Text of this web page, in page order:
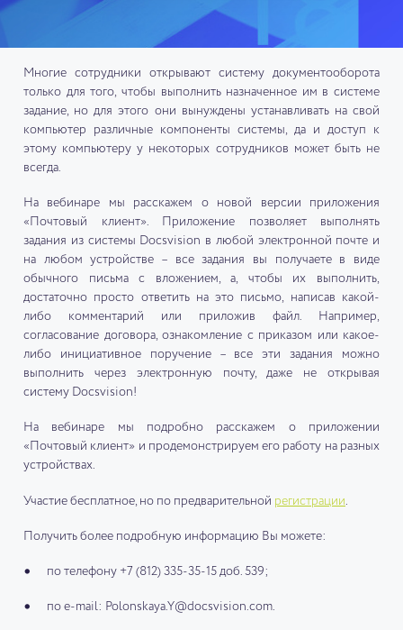
Многие сотрудники открывают систему документооборота
только для того, чтобы выполнить назначенное им в системе
задание, но для этого они вынуждены устанавливать на свой
компьютер различные компоненты системы, да и доступ к
этому компьютеру у некоторых сотрудников может быть не
всегда.
На вебинаре мы расскажем о новой версии приложения
«Почтовый клиент». Приложение позволяет выполнять
задания из системы Docsvision в любой электронной почте и
на любом устройстве – все задания вы получаете в виде
обычного письма с вложением, а, чтобы их выполнить,
достаточно просто ответить на это письмо, написав какой-
либо комментарий или приложив файл. Например,
согласование договора, ознакомление с приказом или какое-
либо инициативное поручение – все эти задания можно
выполнить через электронную почту, даже не открывая
систему Docsvision!
На вебинаре мы подробно расскажем о приложении
«Почтовый клиент» и продемонстрируем его работу на разных
устройствах.
Участие бесплатное, но по предварительной регистрации
Получить более подробную информацию Вы можете:
по телефону +7 (812) 335-35-15 доб. 539;
по e-mail: Polonskaya.Y@docsvision.com.